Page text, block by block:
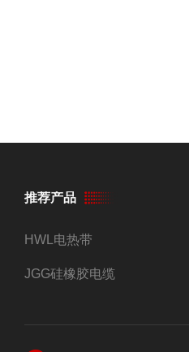
推荐产品
HWL电热带
JGG硅橡胶电缆